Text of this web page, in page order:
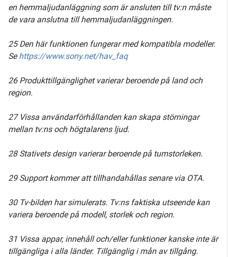
en hemmaljudanläggning som är ansluten till tv:n måste
de vara anslutna till hemmaljudanläggningen.
25 Den här funktionen fungerar med kompatibla modeller.
Sehttps://www.sony.net/hav_faq
26 Produkttillgänglighet varierar beroende på land och
region.
27 Vissa användarförhållanden kan skapa störningar
mellan tv:ns och högtalarens ljud.
28 Stativets design varierar beroende på tumstorleken.
29 Support kommer att tillhandahållas senare via OTA.
30 Tv-bilden har simulerats. Tv:ns faktiska utseende kan
variera beroende på modell, storlek och region.
31 Vissa appar, innehåll och/eller funktioner kanske inte är
tillgängliga i alla länder. Tillgänglig i mån av tillgång.